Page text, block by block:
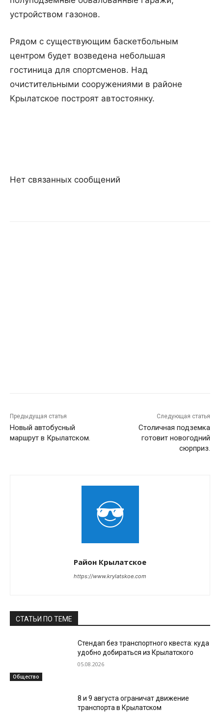
устройством газонов.
Рядом с существующим баскетбольным
центром будет возведена небольшая
гостиница для спортсменов. Над
очистительными сооружениями в районе
Крылатское построят автостоянку.
Нет связанных сообщений
Предыдущая статья
Новый автобусный
маршрут в Крылатском.
Следующая статья
Столичная подземка
готовит новогодний
сюрприз.
Район Крылатское
https://www.krylatskoe.com
СТАТЬИ ПО ТЕМЕ
Общество
Стендап без транспортного квеста: куда
удобно добираться из Крылатского
05.08.2026
8 и 9 августа ограничат движение
транспорта в Крылатском